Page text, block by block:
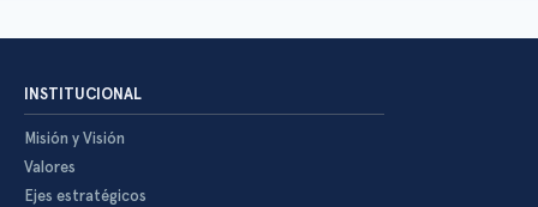
INSTITUCIONAL
Misión y Visión
Valores
Ejes estratégicos